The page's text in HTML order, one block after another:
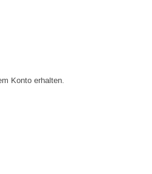
Konto erhalten.